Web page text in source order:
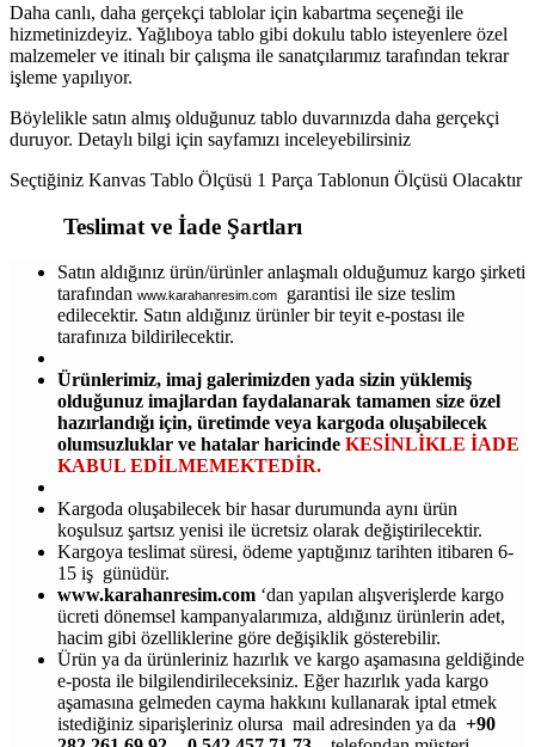
Daha canlı, daha gerçekçi tablolar için kabartma seçeneği ile
hizmetinizdeyiz. Yağlıboya tablo gibi dokulu tablo isteyenlere özel
malzemeler ve itinalı bir çalışma ile sanatçılarımız tarafından tekrar
işleme yapılıyor.
Böylelikle satın almış olduğunuz tablo duvarınızda daha gerçekçi
duruyor. Detaylı bilgi için sayfamızı inceleyebilirsiniz
Seçtiğiniz Kanvas Tablo Ölçüsü 1 Parça Tablonun Ölçüsü Olacaktır
Teslimat ve İade Şartları
Satın aldığınız ürün/ürünler anlaşmalı olduğumuz kargo şirketi
tarafından www.karahanresim.com
garantisi ile size teslim
edilecektir. Satın aldığınız ürünler bir teyit e-postası ile
tarafınıza bildirilecektir.
Ürünlerimiz, imaj galerimizden yada sizin yüklemiş
olduğunuz imajlardan faydalanarak tamamen size özel
hazırlandığı için, üretimde veya kargoda oluşabilecek
olumsuzluklar ve hatalar haricinde KESİNLİKLE İADE
KABUL EDİLMEMEKTEDİR.
Kargoda oluşabilecek bir hasar durumunda aynı ürün
koşulsuz şartsız yenisi ile ücretsiz olarak değiştirilecektir.
Kargoya teslimat süresi, ödeme yaptığınız tarihten itibaren 6-
15 iş günüdür.
www.karahanresim.com ‘dan yapılan alışverişlerde kargo
ücreti dönemsel kampanyalarımıza, aldığınız ürünlerin adet,
hacim gibi özelliklerine göre değişiklik gösterebilir.
Ürün ya da ürünleriniz hazırlık ve kargo aşamasına geldiğinde
e-posta ile bilgilendirileceksiniz. Eğer hazırlık yada kargo
aşamasına gelmeden cayma hakkını kullanarak iptal etmek
istediğiniz siparişleriniz olursa mail adresinden ya da +90